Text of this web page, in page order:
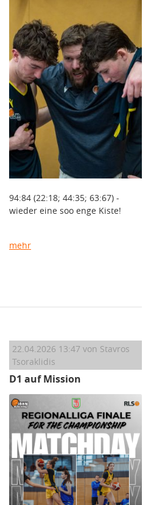
94:84 (22:18; 44:35; 63:67) -
wieder eine soo enge Kiste!
mehr
22.04.2026 13:47 von Stavros
Tsoraklidis
D1 auf Mission